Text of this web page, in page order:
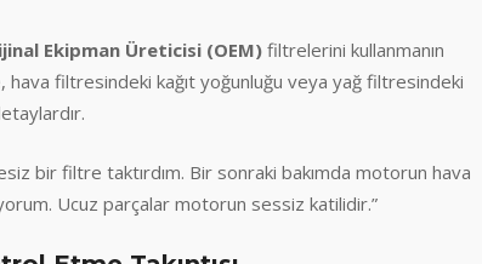
Ekipman Üreticisi (OEM)filtrelerini kullanmanın
hava filtresindeki kağıt yoğunluğu veya yağ filtresindeki
bir filtre taktırdım. Bir sonraki bakımda motorun hava
Ucuz parçalar motorun sessiz katilidir.”